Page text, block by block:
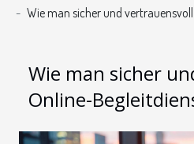
Wie man sicher und
Wie man sicher
Online-